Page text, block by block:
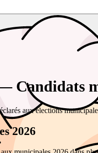
Candidats
aux élections
2026